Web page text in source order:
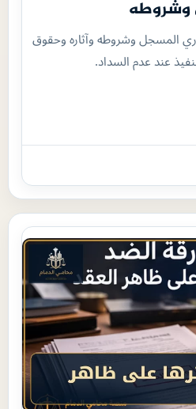
وشروطه
المسجل وشروطه وآثاره وحقوق
عند عدم السداد.